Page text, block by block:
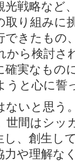
光戦略など
取り組みに
できたもの
から検討さ
確実なもの
うと心に誓
ないと思う
世間はシッ
し、創生し
力や理解な